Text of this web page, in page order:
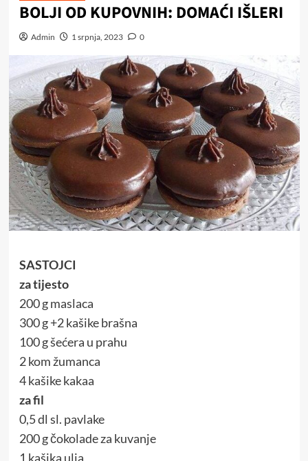
BOLJI OD KUPOVNIH: DOMAĆI IŠLERI
Admin 1 srpnja, 2023 0
SASTOJCI
za tijesto
200 g maslaca
300 g +2 kašike brašna
100 g šećera u prahu
2 kom žumanca
4 kašike kakaa
za fil
0,5 dl sl. pavlake
200 g čokolade za kuvanje
1 kašika ulja